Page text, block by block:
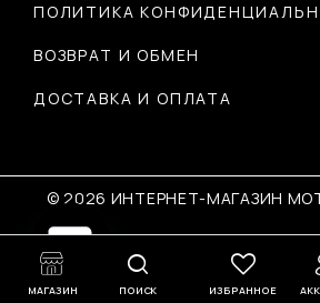
ПОЛИТИКА
ВОЗВРАТ И ОБМЕН
ДОСТАВКА И ОПЛАТА
© 2026 ИНТЕРНЕТ-МАГАЗИН
МАГАЗИН ПОИСК ИЗБРАННОЕ
Open